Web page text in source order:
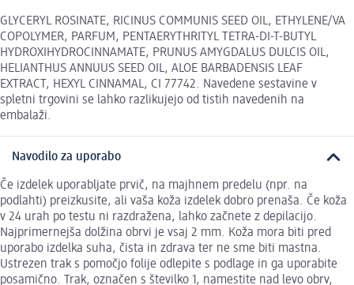
GLYCERYL ROSINATE, RICINUS COMMUNIS SEED OIL, ETHYLENE/VA
COPOLYMER, PARFUM, PENTAERYTHRITYL TETRA-DI-T-BUTYL
HYDROXIHYDROCINNAMATE, PRUNUS AMYGDALUS DULCIS OIL,
HELIANTHUS ANNUUS SEED OIL, ALOE BARBADENSIS LEAF
EXTRACT, HEXYL CINNAMAL, CI 77742. Navedene sestavine v
spletni trgovini se lahko razlikujejo od tistih navedenih na
embalaži.
Navodilo za uporabo
Če izdelek uporabljate prvič, na majhnem predelu (npr. na
podlahti) preizkusite, ali vaša koža izdelek dobro prenaša. Če koža
v 24 urah po testu ni razdražena, lahko začnete z depilacijo.
Najprimernejša dolžina obrvi je vsaj 2 mm. Koža mora biti pred
uporabo izdelka suha, čista in zdrava ter ne sme biti mastna.
Ustrezen trak s pomočjo folije odlepite s podlage in ga uporabite
posamično. Trak, označen s številko 1, namestite nad levo obrv,